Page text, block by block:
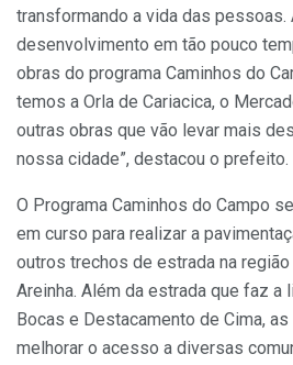
transformando a vida das pessoas.
desenvolvimento em tão pouco
obras do programa Caminhos do
temos a Orla de Cariacica, o
outras obras que vão levar mais
nossa cidade”, destacou o prefeito.
O Programa Caminhos do Campo
em curso para realizar a
outros trechos de estrada na
Areinha. Além da estrada que faz a
Bocas e Destacamento de Cima,
melhorar o acesso a diversas